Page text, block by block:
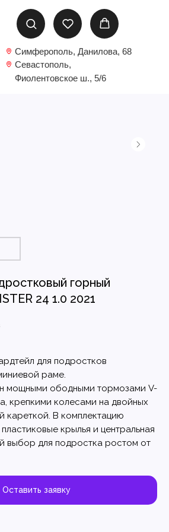
Севастополь,
Фиолентовское ш., 5/6
Симферополь, Данилова, 68
горный
24 1.0 2021
для подростков
раме.
мощными ободными тормозами V-
крепкими колесами на двойных
кареткой. В комплектацию
крылья и центральная
выбор для подростка ростом от
Оставить заявку